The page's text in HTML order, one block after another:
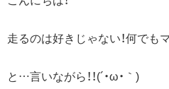
走るのは好きじゃない！何でも
と…言いながら！！(´・ω・｀)